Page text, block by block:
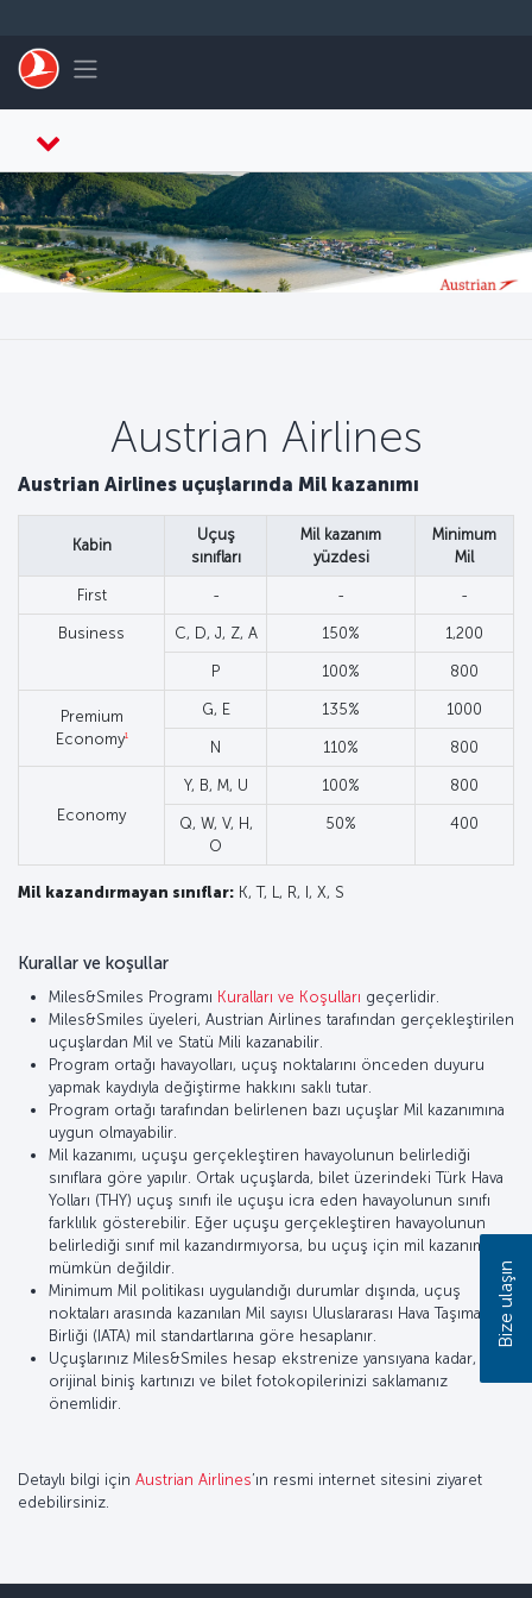
Toggle navigation
Austrian Airlines
Austrian Airlines uçuşlarında Mil kazanımı
Kabin
Uçuş
sınıfları
Mil kazanım
yüzdesi
Minimum
Mil
First - - -
Business C, D, J, Z, A 150% 1,200
P 100% 800
Premium
Economy1
G, E 135% 1000
N 110% 800
Economy
Y, B, M, U 100% 800
Q, W, V, H,
O
50% 400
Mil kazandırmayan sınıflar: K, T, L, R, I, X, S
Kurallar ve koşullar
Miles&Smiles Programı Kuralları ve Koşulları geçerlidir.
Miles&Smiles üyeleri, Austrian Airlines tarafından gerçekleştirilen
uçuşlardan Mil ve Statü Mili kazanabilir.
Program ortağı havayolları, uçuş noktalarını önceden duyuru
yapmak kaydıyla değiştirme hakkını saklı tutar.
Program ortağı tarafından belirlenen bazı uçuşlar Mil kazanımına
uygun olmayabilir.
Mil kazanımı, uçuşu gerçekleştiren havayolunun belirlediği
sınıflara göre yapılır. Ortak uçuşlarda, bilet üzerindeki Türk Hava
Yolları (THY) uçuş sınıfı ile uçuşu icra eden havayolunun sınıfı
farklılık gösterebilir. Eğer uçuşu gerçekleştiren havayolunun
belirlediği sınıf mil kazandırmıyorsa, bu uçuş için mil kazanımı
mümkün değildir.
Minimum Mil politikası uygulandığı durumlar dışında, uçuş
noktaları arasında kazanılan Mil sayısı Uluslararası Hava Taşımacılığı
Birliği (IATA) mil standartlarına göre hesaplanır.
Uçuşlarınız Miles&Smiles hesap ekstrenize yansıyana kadar,
orijinal biniş kartınızı ve bilet fotokopilerinizi saklamanız
önemlidir.
Detaylı bilgi için Austrian Airlines’ın resmi internet sitesini ziyaret
edebilirsiniz.
Bize ulaşın